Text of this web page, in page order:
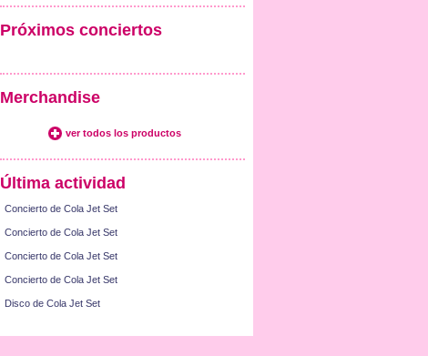
Próximos conciertos
Merchandise
ver todos los productos
Última actividad
Concierto de Cola Jet Set
Concierto de Cola Jet Set
Concierto de Cola Jet Set
Concierto de Cola Jet Set
Disco de Cola Jet Set